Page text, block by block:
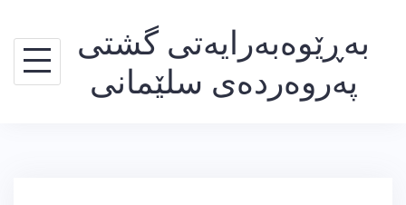
بەڕێوەبەرایەتی گشتی
پەروەردەی سلێمانی